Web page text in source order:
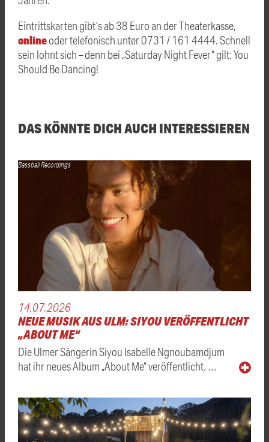
Eintrittskarten gibt’s ab 38 Euro an der Theaterkasse,
onlineoder telefonisch unter 0731 / 161 4444. Schnell
sein lohnt sich – denn bei „Saturday Night Fever“ gilt: You
Should Be Dancing!
DAS KÖNNTE DICH AUCH INTERESSIEREN
Bassball Recordings
14.07.2026
NEUE MUSIK AUS ULM: SIYOU VERÖFFENTLICHT
„ABOUT ME“
Die Ulmer Sängerin Siyou Isabelle Ngnoubamdjum
hat ihr neues Album „About Me“ veröffentlicht. …